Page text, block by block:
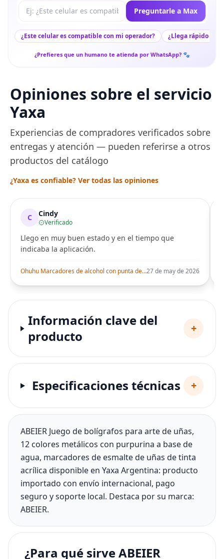
Tu pregunta a Max Preguntarle a Max
¿Este celular es compatible con mi operador? ¿Llega rápido a
¿Prefieres que un humano te atienda por WhatsApp? 🐾
Opiniones sobre el servicio
Yaxa
Experiencias de compradores verificados sobre
entregas y atención — pueden referirse a otros
productos del catálogo
¿Yaxa es confiable? Ver todas las opiniones
C Cindy
Verificado
Llego en muy buen estado y en el tiempo que
indicaba la aplicación.
Ohuhu Marcadores de alcohol con punta de pincel – Juego de marcadores artísticos de doble punta con certificación AP para artistas adultos27 de may de 2026
Información clave del
producto
+
Especificaciones técnicas +
ABEIER Juego de bolígrafos para arte de uñas,
12 colores metálicos con purpurina a base de
agua, marcadores de esmalte de uñas de tinta
acrílica disponible en Yaxa Argentina: producto
importado con envío internacional, pago
seguro y soporte local. Destaca por su marca:
ABEIER.
¿Para qué sirve ABEIER